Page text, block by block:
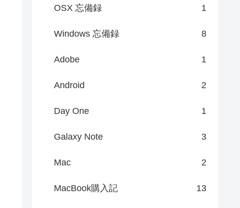
OSX 忘備録 1
Windows 忘備録 8
Adobe 1
Android 2
Day One 1
Galaxy Note 3
Mac 2
MacBook購入記 13